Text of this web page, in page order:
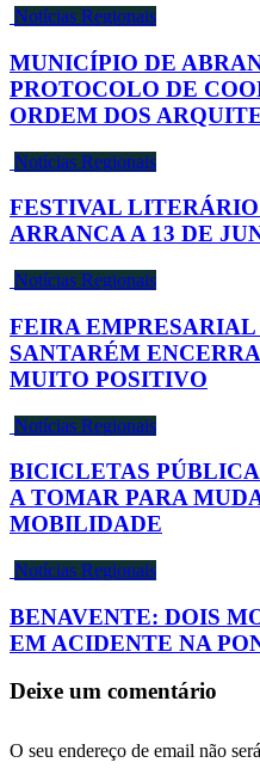
Notícias Regionais
MUNICÍPIO DE
PROTOCOLO DE
ORDEM DOS
Notícias Regionais
FESTIVAL
ARRANCA A 13 DE
Notícias Regionais
FEIRA
SANTARÉM
MUITO POSITIVO
Notícias Regionais
BICICLETAS
A TOMAR PARA
MOBILIDADE
Notícias Regionais
BENAVENTE: DOIS
EM ACIDENTE NA
Deixe um comentário
O seu endereço de email não